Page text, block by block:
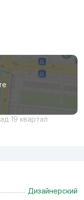
19 квартал
Дизайнерский